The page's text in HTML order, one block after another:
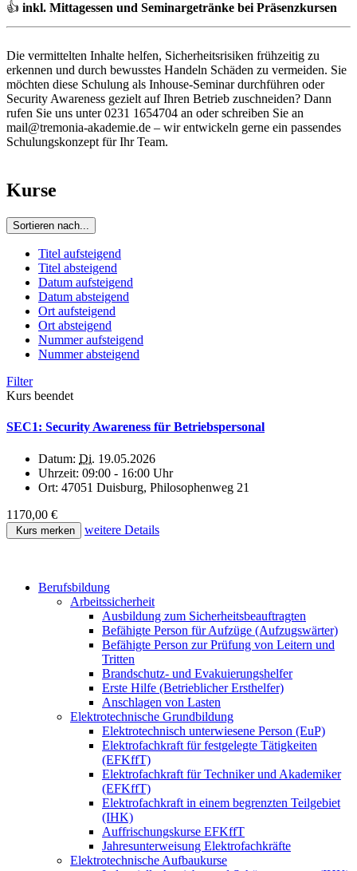
👍 inkl. Mittagessen und Seminargetränke bei Präsenzkursen
Die vermittelten Inhalte helfen, Sicherheitsrisiken frühzeitig zu
erkennen und durch bewusstes Handeln Schäden zu vermeiden. Sie
möchten diese Schulung als Inhouse-Seminar durchführen oder
Security Awareness gezielt auf Ihren Betrieb zuschneiden? Dann
rufen Sie uns unter 0231 1654704 an oder schreiben Sie an
mail@tremonia-akademie.de – wir entwickeln gerne ein passendes
Schulungskonzept für Ihr Team.
Kurse
Sortieren nach...
Titel aufsteigend
Titel absteigend
Datum aufsteigend
Datum absteigend
Ort aufsteigend
Ort absteigend
Nummer aufsteigend
Nummer absteigend
Filter
Kurs beendet
SEC1: Security Awareness für Betriebspersonal
Datum: Di. 19.05.2026
Uhrzeit: 09:00 - 16:00 Uhr
Ort: 47051 Duisburg, Philosophenweg 21
1170,00 €
Kurs merken weitere Details
Berufsbildung
Arbeitssicherheit
Ausbildung zum Sicherheitsbeauftragten
Befähigte Person für Aufzüge (Aufzugswärter)
Befähigte Person zur Prüfung von Leitern und
Tritten
Brandschutz- und Evakuierungshelfer
Erste Hilfe (Betrieblicher Ersthelfer)
Anschlagen von Lasten
Elektrotechnische Grundbildung
Elektrotechnisch unterwiesene Person (EuP)
Elektrofachkraft für festgelegte Tätigkeiten
(EFKffT)
Elektrofachkraft für Techniker und Akademiker
(EFKffT)
Elektrofachkraft in einem begrenzten Teilgebiet
(IHK)
Auffrischungskurse EFKffT
Jahresunterweisung Elektrofachkräfte
Elektrotechnische Aufbaukurse